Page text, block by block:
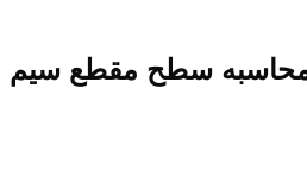
سطح مقطع سیم